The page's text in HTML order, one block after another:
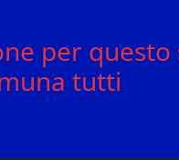
per
tutti